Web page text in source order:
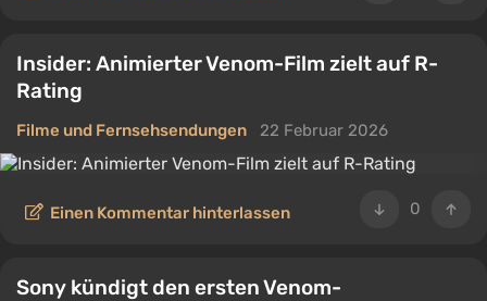
Insider: Animierter Venom-Film zielt auf R-
Rating
Filme und Fernsehsendungen 22 Februar 2026
0
Einen Kommentar hinterlassen
Sony kündigt den ersten Venom-